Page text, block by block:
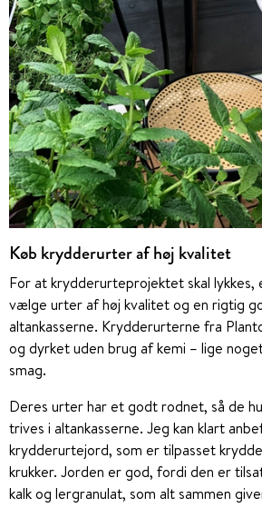
Køb krydderurter af høj kvalitet
For at krydderurteprojektet skal
vælge urter af høj kvalitet og en rigtig
altankasserne. Krydderurterne fra
og dyrket uden brug af kemi – lige
smag.
Deres urter har et godt rodnet, så de
trives i altankasserne. Jeg kan klart
krydderurtejord, som er tilpasset
krukker. Jorden er god, fordi den er
kalk og lergranulat, som alt sammen